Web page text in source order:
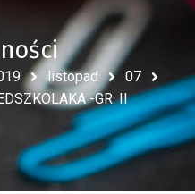
listopad
07
-GR. II